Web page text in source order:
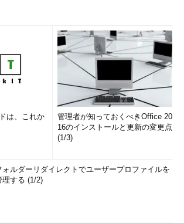
は、これか
管理者が知っておくべきOffice 20
16のインストールと更新の変更点
(1/3)
ォルダーリダイレクトでユーザープロファイルを
理する (1/2)